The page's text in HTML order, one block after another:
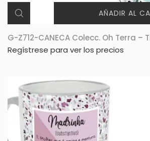
AÑADIR AL
G-Z712-CANECA Colecc. Oh Terra –
Regístrese para ver los precios